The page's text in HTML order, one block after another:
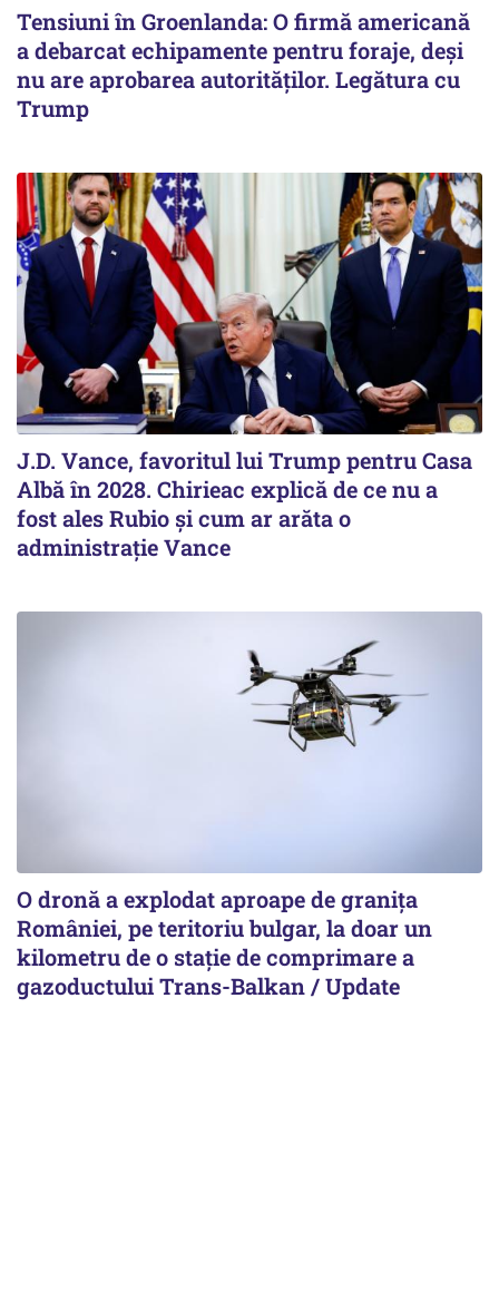
Tensiuni în Groenlanda: O firmă americană
a debarcat echipamente pentru foraje, deși
nu are aprobarea autorităților. Legătura cu
Trump
J.D. Vance, favoritul lui Trump pentru Casa
Albă în 2028. Chirieac explică de ce nu a
fost ales Rubio și cum ar arăta o
administrație Vance
O dronă a explodat aproape de granița
României, pe teritoriu bulgar, la doar un
kilometru de o stație de comprimare a
gazoductului Trans-Balkan / Update